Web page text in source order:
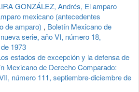
GONZÁLEZ, Andrés, El amparo
mexicano (antecedentes
de amparo) , Boletín Mexicano de
serie, año VI, número 18,
1973
estados de excepción y la defensa de
Mexicano de Derecho Comparado:
número 111, septiembre-diciembre de